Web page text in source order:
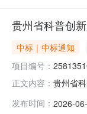
贵州省科普创
中标｜中标通知
项目编号：
正文内容： 贵州省
编码
发布时间： 2026-